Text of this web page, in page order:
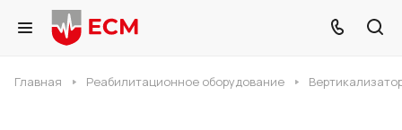
Главная Реабилитационное оборудование